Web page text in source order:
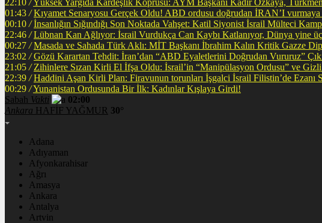
22:10 /Yüksek Yargıda Kardeşlik Köprüsü: AYM Başkanı Kadir Özkaya,
01:43 / Kıyamet Senaryosu Gerçek Oldu! ABD ordusu doğrudan İRAN’I vurmaya
00:10 / İnsanlığın Sığındığı Son Noktada Vahşet: Katil Siyonist İsrail Mülteci
22:46 / Lübnan Kan Ağlıyor: İsrail Vurdukça Can Kaybı Katlanıyor, Dünya yine
00:27 / Masada ve Sahada Türk Aklı: MİT Başkanı İbrahim Kalın Kritik Gazze
23:02 / Gözü Karartan Tehdit: İran’dan “ABD Eyaletlerini Doğrudan Vururuz”
21:05 / Zihinlere Sızan Kirli El İfşa Oldu: İsrail’in “Manipülasyon Ordusu” ve
22:39 / Haddini Aşan Kirli Plan: Firavunun torunları İşgalci İsrail Filistin’de Ezanı
00:29 /Yunanistan Ordusunda Bir İlk: Kadınlar Kışlaya Girdi!
Sabah Vakti
02:00
Ankara HAFİF YAĞMUR 30°
Adana
Adıyaman
Afyonkarahisar
Ağrı
Amasya
Ankara
Antalya
Artvin